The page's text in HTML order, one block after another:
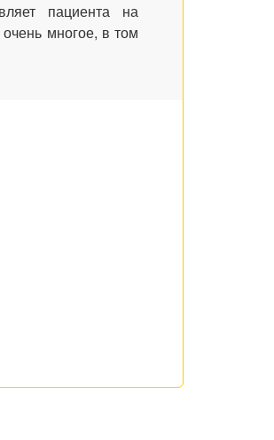
пациента на
многое, в том